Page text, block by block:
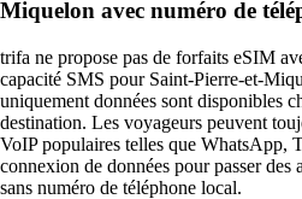
Miquelon avec numéro de
trifa ne propose pas de forfaits eSIM
capacité SMS pour Saint-Pierre-et-
uniquement données sont disponibles
destination. Les voyageurs peuvent
VoIP populaires telles que WhatsApp,
connexion de données pour passer des
sans numéro de téléphone local.